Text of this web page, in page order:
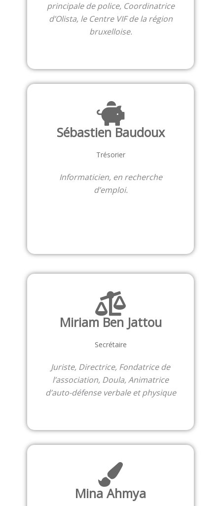
principale de police, Coordinatrice
d’Olista, le Centre VIF de la région
bruxelloise.
Sébastien Baudoux
Trésorier
Informaticien, en recherche
d’emploi.
Miriam Ben Jattou
Secrétaire
Juriste, Directrice, Fondatrice de
l’association, Doula, Animatrice
d’auto-défense verbale et physique
Mina Ahmya